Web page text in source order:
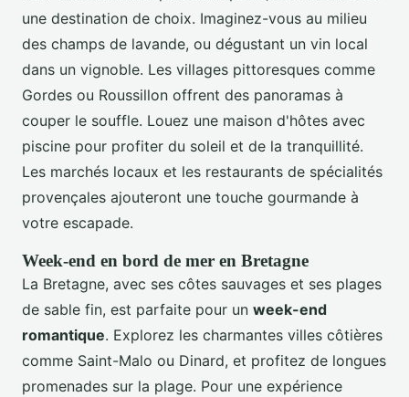
une destination de choix. Imaginez-vous au milieu
des champs de lavande, ou dégustant un vin local
dans un vignoble. Les villages pittoresques comme
Gordes ou Roussillon offrent des panoramas à
couper le souffle. Louez une maison d'hôtes avec
piscine pour profiter du soleil et de la tranquillité.
Les marchés locaux et les restaurants de spécialités
provençales ajouteront une touche gourmande à
votre escapade.
Week-end en bord de mer en Bretagne
La Bretagne, avec ses côtes sauvages et ses plages
de sable fin, est parfaite pour un week-end
romantique. Explorez les charmantes villes côtières
comme Saint-Malo ou Dinard, et profitez de longues
promenades sur la plage. Pour une expérience